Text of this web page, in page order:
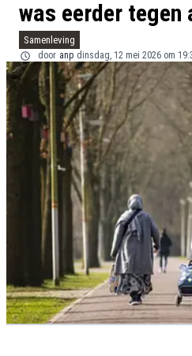
was eerder tegen
Samenleving
door anp dinsdag, 12 mei 2026 om